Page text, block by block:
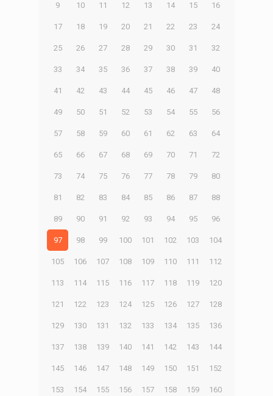
9 10 11 12 13 14 15 16
17 18 19 20 21 22 23 24
25 26 27 28 29 30 31 32
33 34 35 36 37 38 39 40
41 42 43 44 45 46 47 48
49 50 51 52 53 54 55 56
57 58 59 60 61 62 63 64
65 66 67 68 69 70 71 72
73 74 75 76 77 78 79 80
81 82 83 84 85 86 87 88
89 90 91 92 93 94 95 96
97 98 99 100 101 102 103 104
105 106 107 108 109 110 111 112
113 114 115 116 117 118 119 120
121 122 123 124 125 126 127 128
129 130 131 132 133 134 135 136
137 138 139 140 141 142 143 144
145 146 147 148 149 150 151 152
153 154 155 156 157 158 159 160